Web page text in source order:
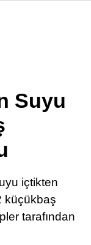
Suyu
içtikten
küçükbaş
tarafından